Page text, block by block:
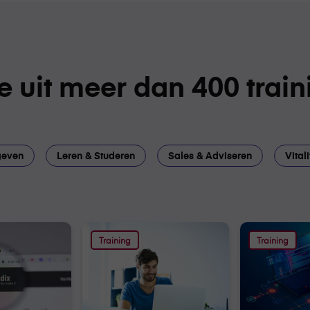
uit meer dan 400
Leren & Studeren Sales & Adviseren
Training
Trainingsoverzicht
Training